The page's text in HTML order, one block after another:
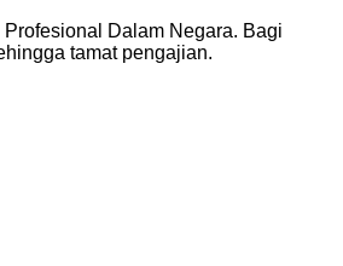
Dalam Negara. Bagi
tamat pengajian.